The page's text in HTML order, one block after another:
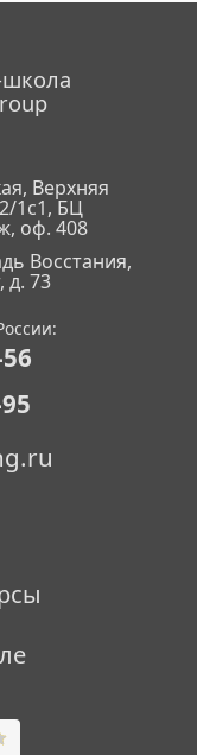
Верхняя
1с1, БЦ
оф. 408
Восстания,
д. 73